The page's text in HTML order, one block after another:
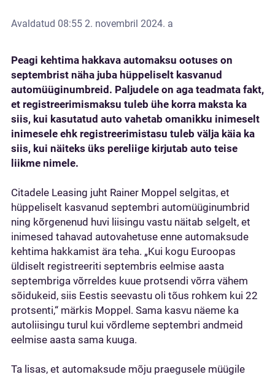
Avaldatud 08:55 2. novembril 2024. a
Peagi kehtima hakkava automaksu ootuses on
septembrist näha juba hüppeliselt kasvanud
automüüginumbreid. Paljudele on aga teadmata fakt,
et registreerimismaksu tuleb ühe korra maksta ka
siis, kui kasutatud auto vahetab omanikku inimeselt
inimesele ehk registreerimistasu tuleb välja käia ka
siis, kui näiteks üks pereliige kirjutab auto teise
liikme nimele.
Citadele Leasing juht Rainer Moppel selgitas, et
hüppeliselt kasvanud septembri automüüginumbrid
ning kõrgenenud huvi liisingu vastu näitab selgelt, et
inimesed tahavad autovahetuse enne automaksude
kehtima hakkamist ära teha. „Kui kogu Euroopas
üldiselt registreeriti septembris eelmise aasta
septembriga võrreldes kuue protsendi võrra vähem
sõidukeid, siis Eestis seevastu oli tõus rohkem kui 22
protsenti,“ märkis Moppel. Sama kasvu näeme ka
autoliisingu turul kui võrdleme septembri andmeid
eelmise aasta sama kuuga.
Ta lisas, et automaksude mõju praegusele müügile